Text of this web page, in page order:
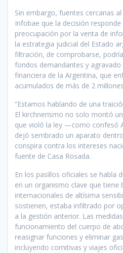
Sin embargo, fuentes cercanas
Infobae que la decisión
preocupación por la venta de
la estrategia judicial del Estado
filtración, de comprobarse,
fondos demandantes y agravado
financiera de la Argentina, que
acumulados de más de 2
“Estamos hablando de una
El kirchnerismo no solo montó
que violó la ley —como confesó
dejó sembrado un aparato
conspira contra los intereses
fuente de Casa Rosada.
En los pasillos oficiales se habla
en un organismo clave que tiene
internacionales de altísima
sostienen, estaba infiltrado por
a la gestión anterior. Las
funcionamiento del cuerpo de
reasignar funciones y eliminar
incluyendo comitivas y viajes